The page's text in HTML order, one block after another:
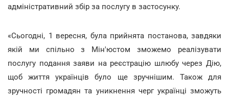
адміністративний збір за послугу в застосунку.
«Сьогодні, 1 вересня, була прийнята постанова, завдяки
якій ми спільно з Мін'юстом зможемо реалізувати
послугу подання заяви на реєстрацію шлюбу через Дію,
щоб життя українців було ще зручнішим. Також для
зручності громадян та уникнення черг українці зможуть